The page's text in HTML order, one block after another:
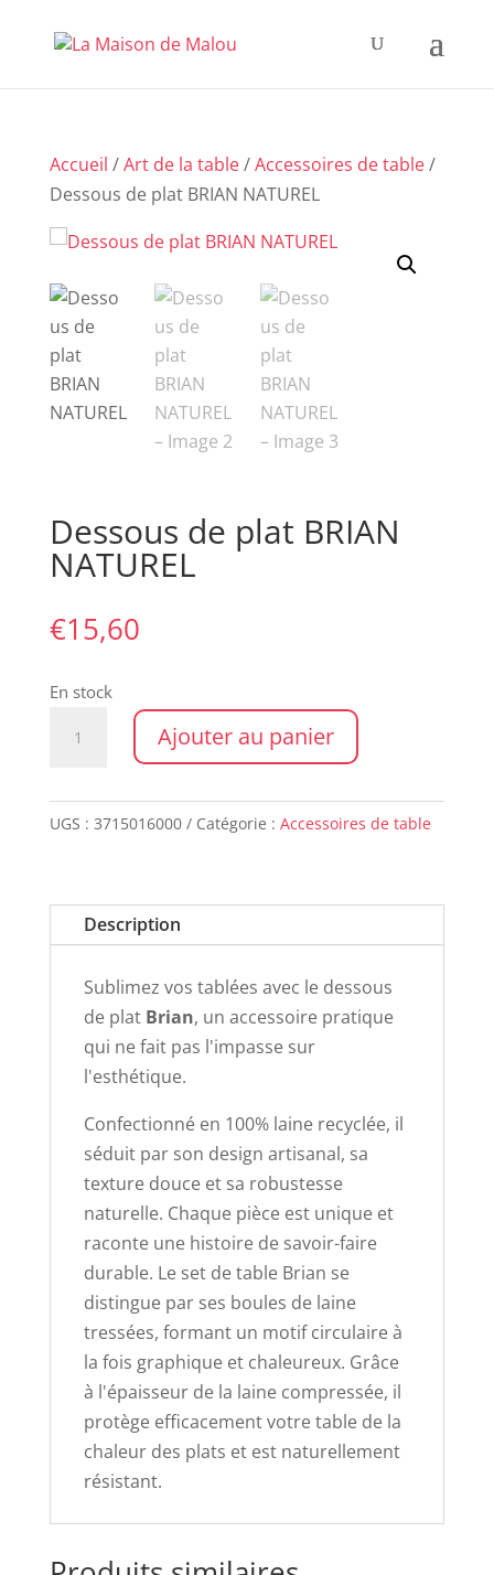
Accueil /Art de la table/Accessoires de table/
Dessous de plat BRIAN NATUREL
Dessous de plat BRIAN
NATUREL
€15,60
En stock
de
NATUREL
Ajouter au panier
UGS : 3715016000 Catégorie : Accessoires de table
Description
Sublimez vos tablées avec le dessous
de plat Brian, un accessoire pratique
qui ne fait pas l'impasse sur
l'esthétique.
Confectionné en 100% laine recyclée, il
séduit par son design artisanal, sa
texture douce et sa robustesse
naturelle. Chaque pièce est unique et
raconte une histoire de savoir-faire
durable. Le set de table Brian se
distingue par ses boules de laine
tressées, formant un motif circulaire à
la fois graphique et chaleureux. Grâce
à l'épaisseur de la laine compressée, il
protège efficacement votre table de la
chaleur des plats et est naturellement
résistant.